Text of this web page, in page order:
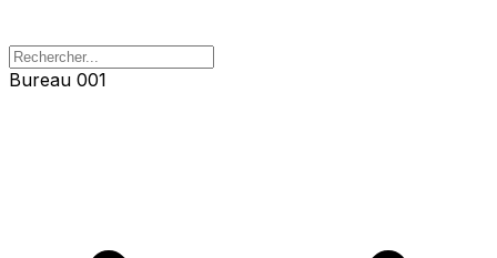
Bureau 001